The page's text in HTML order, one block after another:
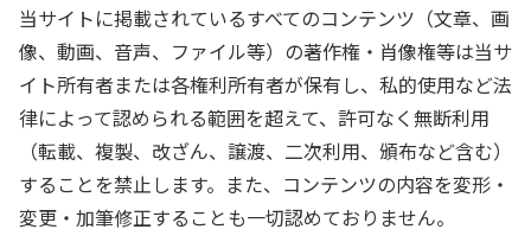
当サイトに掲載されているすべてのコンテンツ（文章、画
像、動画、音声、ファイル等）の著作権・肖像権等は当サ
イト所有者または各権利所有者が保有し、私的使用など法
律によって認められる範囲を超えて、許可なく無断利用
（転載、複製、改ざん、譲渡、二次利用、頒布など含む）
することを禁止します。また、コンテンツの内容を変形・
変更・加筆修正することも一切認めておりません。